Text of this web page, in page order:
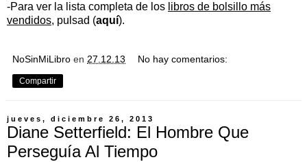
-Para ver la lista completa de los libros de bolsillo más
vendidos, pulsad (aquí).
NoSinMiLibro en 27.12.13 No hay comentarios:
Compartir
jueves, diciembre 26, 2013
Diane Setterfield: El Hombre Que
Perseguía Al Tiempo